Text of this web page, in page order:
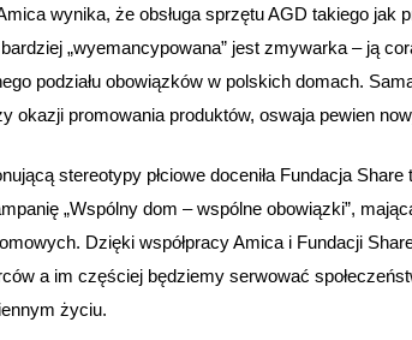
wynika, że obsługa sprzętu AGD takiego
„wyemancypowana” jest zmywarka – ją
podziału obowiązków w polskich domach.
okazji promowania produktów, oswaja pewien
stereotypy płciowe doceniła Fundacja
„Wspólny dom – wspólne obowiązki”,
Dzięki współpracy Amica i Fundacji
a im częściej będziemy serwować
życiu.